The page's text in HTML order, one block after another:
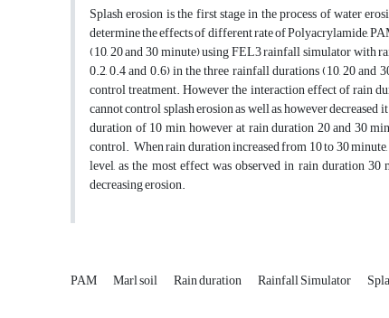
Splash erosion is the first stage in the process of water
determine the effects of different rate of Polyacrylamide,
(10, 20 and 30 minute) using FEL3 rainfall simulator with
0.2, 0.4 and 0.6) in the three rainfall durations (10, 20
control treatment. However the interaction effect of rain
cannot control splash erosion as well as, however
duration of 10 min, however at rain duration 20 and 30
control. When rain duration increased from 10 to 30
level, as the most effect was observed in rain duration
decreasing erosion.
PAM Marl soil Rain duration Rainfall Simulator